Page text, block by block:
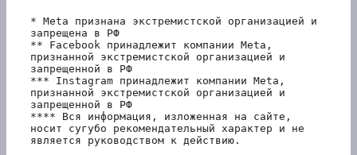
* Meta признана экстремистской организацией и
запрещена в РФ
** Facebook принадлежит компании Meta,
признанной экстремистской организацией и
запрещенной в РФ
*** Instagram принадлежит компании Meta,
признанной экстремистской организацией и
запрещенной в РФ
**** Вся информация, изложенная на сайте,
носит сугубо рекомендательный характер и не
является руководством к действию.